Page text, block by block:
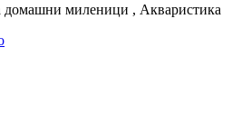
домашни миленици , Акваристика